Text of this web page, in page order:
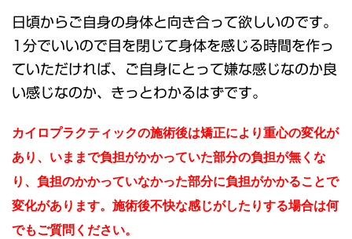
日頃からご自身の身体と向き合って欲しいのです。
1分でいいので目を閉じて身体を感じる時間を作っ
ていただければ、ご自身にとって嫌な感じなのか良
い感じなのか、きっとわかるはずです。
カイロプラクティックの施術後は矯正により重心の変化が
あり、いままで負担がかかっていた部分の負担が無くな
り、負担のかかっていなかった部分に負担がかかることで
変化があります。施術後不快な感じがしたりする場合は何
でもご質問ください。